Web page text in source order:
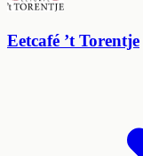
Eetcafé ’t Torentje